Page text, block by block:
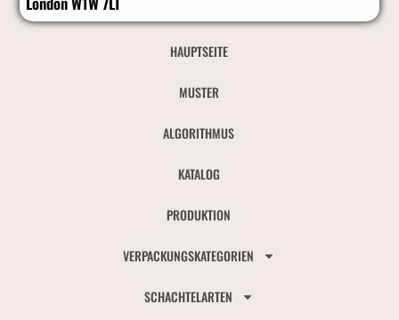
HAUPTSEITE
MUSTER
ALGORITHMUS
KATALOG
PRODUKTION
VERPACKUNGSKATEGORIEN
SCHACHTELARTEN